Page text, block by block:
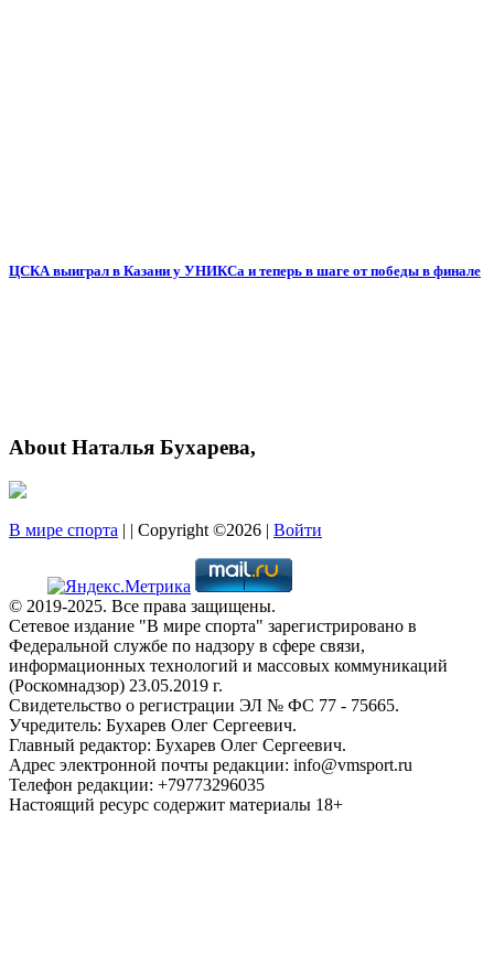
ЦСКА выиграл в Казани у УНИКСа и теперь в шаге от победы в финале
About Наталья Бухарева,
В мире спорта | | Copyright ©2026 | Войти
© 2019-2025. Все права защищены.
Сетевое издание "В мире спорта" зарегистрировано в
Федеральной службе по надзору в сфере связи,
информационных технологий и массовых коммуникаций
(Роскомнадзор) 23.05.2019 г.
Свидетельство о регистрации ЭЛ № ФС 77 - 75665.
Учредитель: Бухарев Олег Сергеевич.
Главный редактор: Бухарев Олег Сергеевич.
Адрес электронной почты редакции: info@vmsport.ru
Телефон редакции: +79773296035
Настоящий ресурс содержит материалы 18+